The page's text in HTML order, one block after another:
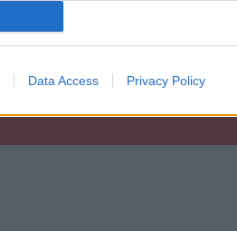
Data Access Privacy Policy